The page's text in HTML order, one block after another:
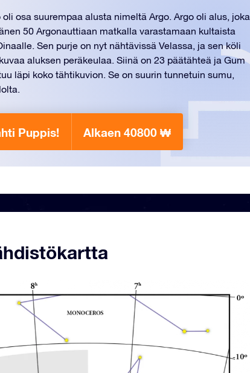
osa suurempaa alusta nimeltä Argo. Argo oli alus, joka
50 Argonauttiaan matkalla varastamaan kultaista
Sen purje on nyt nähtävissä Velassa, ja sen köli
aluksen peräkeulaa. Siinä on 23 päätähteä ja Gum
läpi koko tähtikuvion. Se on suurin tunnetuin sumu,
Puppis! Alkaen 40800 ₩